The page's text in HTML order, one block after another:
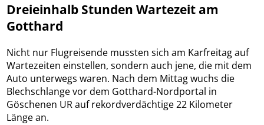
Dreieinhalb Stunden Wartezeit am
Gotthard
Nicht nur Flugreisende mussten sich am Karfreitag auf
Wartezeiten einstellen, sondern auch jene, die mit dem
Auto unterwegs waren. Nach dem Mittag wuchs die
Blechschlange vor dem Gotthard-Nordportal in
Göschenen UR auf rekordverdächtige 22 Kilometer
Länge an.